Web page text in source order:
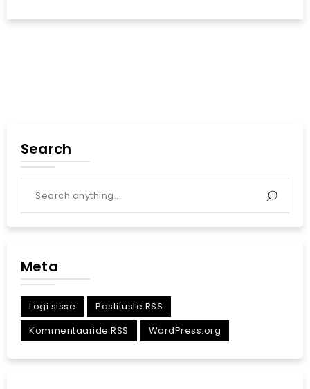
Search
Meta
Logi sisse
Postituste RSS
Kommentaaride RSS
WordPress.org